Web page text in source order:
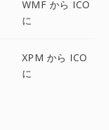
WMF から ICO
に
XPM から ICO
に